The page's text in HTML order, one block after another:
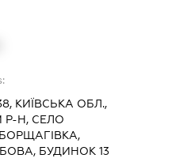
КИЇВСЬКА ОБЛ.,
Р-Н, СЕЛО
БУДИНОК 13